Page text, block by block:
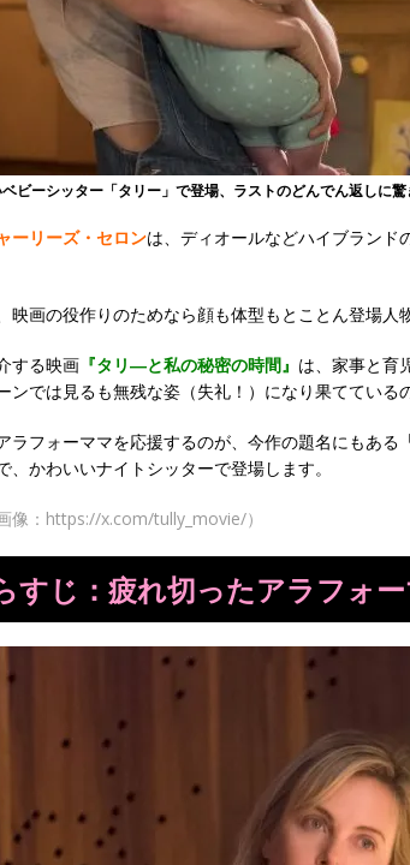
ビーシッター「タリー」で登場、ラストのどんでん返しに驚
ーリーズ・セロンは、ディオールなどハイブランド
映画の役作りのためなら顔も体型もとことん登場人
する映画 『タリ―と私の秘密の時間』 は、家事と育
ンでは見るも無残な姿（失礼！）になり果てている
ラフォーママを応援するのが、今作の題名にもある
、かわいいナイトシッターで登場します。
像：https://x.com/tully_movie/）
すじ：疲れ切ったアラフォ